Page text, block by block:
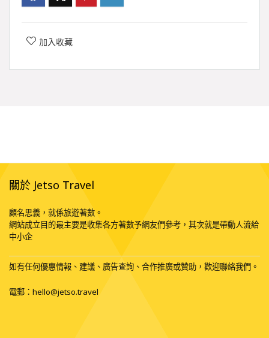
加入收藏
關於 Jetso Travel
顧名思義，就係旅遊著數。
網站成立目的最主要是收集各方著數予網友們參考，其次就是帶動人流給
中小企
如有任何優惠情報、建議、廣告查詢、合作推廣或贊助，歡迎聯絡我們。
電郵： hello@jetso.travel